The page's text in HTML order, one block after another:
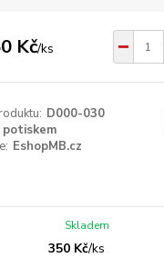
Kč/ks
D000-030
potiskem
EshopMB.cz
350 Kč/ks
Skladem